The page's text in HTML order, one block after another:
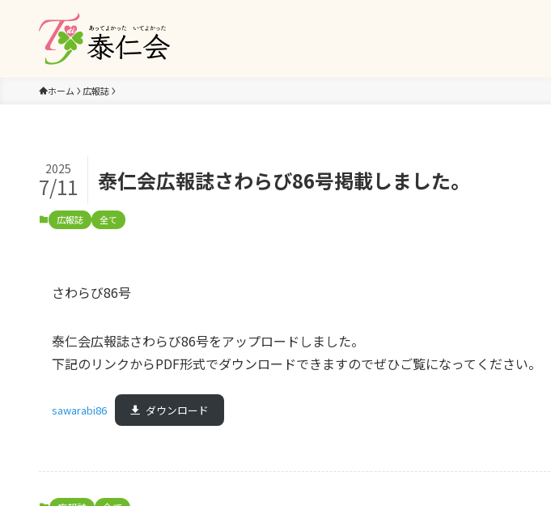
ホーム 広報誌
泰仁会広報誌さわらび86号掲載しました。
2025
7/11
広報誌 全て
さわらび86号
泰仁会広報誌さわらび86号をアップロードしました。
下記のリンクからPDF形式でダウンロードできますのでぜひご覧になってください。
sawarabi86 ダウンロード